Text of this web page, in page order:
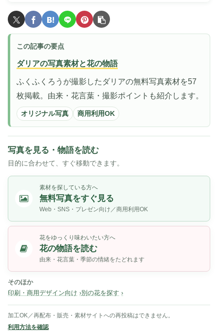
この記事の要点
ダリアの写真素材と花の物語
ふくふくろうが撮影したダリアの無料写真素材を57
枚掲載。由来・花言葉・撮影ポイントも紹介します。
オリジナル写真 商用利用OK
写真を見る・物語を読む
目的に合わせて、すぐ移動できます。
素材を探している方へ
無料写真をすぐ見る
Web・SNS・プレゼン向け／商用利用OK
花をゆっくり味わいたい方へ
花の物語を読む
由来・花言葉・季節の情緒をたどれます
そのほか
印刷・商用デザイン向け
別の花を探す
加工OK／再配布・販売・素材サイトへの再投稿はできません。
利用方法を確認